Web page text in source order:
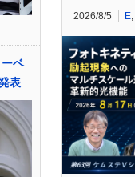
ベ
表
2026/8/5 E,